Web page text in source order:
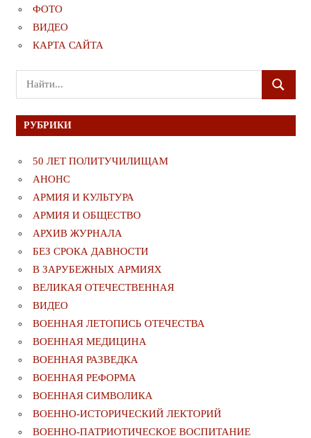
ФОТО
ВИДЕО
КАРТА САЙТА
Поиск
для:
ПОИСК
РУБРИКИ
50 ЛЕТ ПОЛИТУЧИЛИЩАМ
АНОНС
АРМИЯ И КУЛЬТУРА
АРМИЯ И ОБЩЕСТВО
АРХИВ ЖУРНАЛА
БЕЗ СРОКА ДАВНОСТИ
В ЗАРУБЕЖНЫХ АРМИЯХ
ВЕЛИКАЯ ОТЕЧЕСТВЕННАЯ
ВИДЕО
ВОЕННАЯ ЛЕТОПИСЬ ОТЕЧЕСТВА
ВОЕННАЯ МЕДИЦИНА
ВОЕННАЯ РАЗВЕДКА
ВОЕННАЯ РЕФОРМА
ВОЕННАЯ СИМВОЛИКА
ВОЕННО-ИСТОРИЧЕСКИЙ ЛЕКТОРИЙ
ВОЕННО-ПАТРИОТИЧЕСКОЕ ВОСПИТАНИЕ